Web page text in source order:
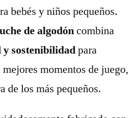
bebés y niños pequeños.
de algodóncombina
y sostenibilidadpara
momentos de juego,
de los más pequeños.